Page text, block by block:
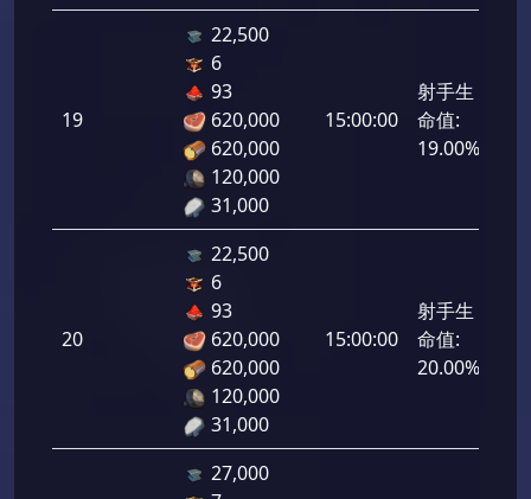
19
22,500
6
93
620,000
620,000
120,000
31,000
15:00:00
射手生
命值:
19.00%
20
22,500
6
93
620,000
620,000
120,000
31,000
15:00:00
射手生
命值:
20.00%
27,000